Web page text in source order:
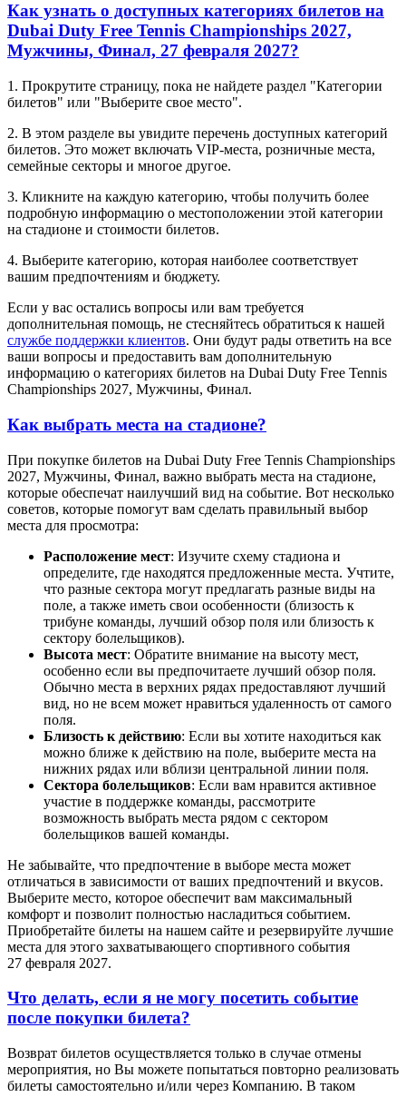
Как узнать о доступных категориях билетов на
Dubai Duty Free Tennis Championships 2027,
Мужчины, Финал, 27 февраля 2027?
1. Прокрутите страницу, пока не найдете раздел "Категории
билетов" или "Выберите свое место".
2. В этом разделе вы увидите перечень доступных категорий
билетов. Это может включать VIP-места, розничные места,
семейные секторы и многое другое.
3. Кликните на каждую категорию, чтобы получить более
подробную информацию о местоположении этой категории
на стадионе и стоимости билетов.
4. Выберите категорию, которая наиболее соответствует
вашим предпочтениям и бюджету.
Если у вас остались вопросы или вам требуется
дополнительная помощь, не стесняйтесь обратиться к нашей
службе поддержки клиентов. Они будут рады ответить на все
ваши вопросы и предоставить вам дополнительную
информацию о категориях билетов на Dubai Duty Free Tennis
Championships 2027, Мужчины, Финал.
Как выбрать места на стадионе?
При покупке билетов на Dubai Duty Free Tennis Championships
2027, Мужчины, Финал, важно выбрать места на стадионе,
которые обеспечат наилучший вид на событие. Вот несколько
советов, которые помогут вам сделать правильный выбор
места для просмотра:
Расположение мест: Изучите схему стадиона и
определите, где находятся предложенные места. Учтите,
что разные сектора могут предлагать разные виды на
поле, а также иметь свои особенности (близость к
трибуне команды, лучший обзор поля или близость к
сектору болельщиков).
Высота мест: Обратите внимание на высоту мест,
особенно если вы предпочитаете лучший обзор поля.
Обычно места в верхних рядах предоставляют лучший
вид, но не всем может нравиться удаленность от самого
поля.
Близость к действию: Если вы хотите находиться как
можно ближе к действию на поле, выберите места на
нижних рядах или вблизи центральной линии поля.
Сектора болельщиков: Если вам нравится активное
участие в поддержке команды, рассмотрите
возможность выбрать места рядом с сектором
болельщиков вашей команды.
Не забывайте, что предпочтение в выборе места может
отличаться в зависимости от ваших предпочтений и вкусов.
Выберите место, которое обеспечит вам максимальный
комфорт и позволит полностью насладиться событием.
Приобретайте билеты на нашем сайте и резервируйте лучшие
места для этого захватывающего спортивного события
27 февраля 2027.
Что делать, если я не могу посетить событие
после покупки билета?
Возврат билетов осуществляется только в случае отмены
мероприятия, но Вы можете попытаться повторно реализовать
билеты самостоятельно и/или через Компанию. В таком